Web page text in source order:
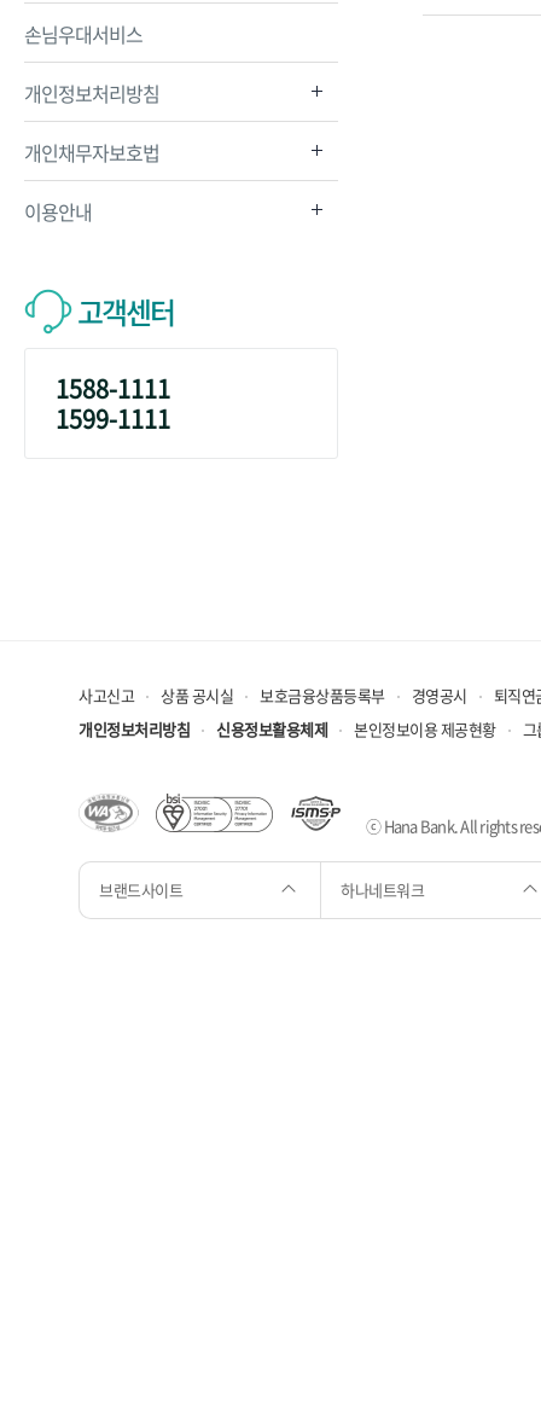
손님우대서비스
개인정보처리방침
개인채무자보호법
이용안내
고객센터
1588-1111
1599-1111
- 인터넷
A. 보안센터
사고신고 상품 공시실 보호금융상품등록부 경영공시
퇴직연
개인정보처리방침
신용정보활용체제 본인정보이용 제공현황 그
ⓒ Hana Bank. All rights
브랜드사이트 하나네트워크